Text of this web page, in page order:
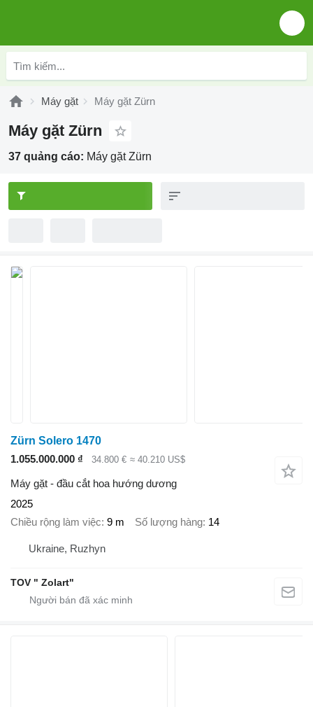
Máy gặt Máy gặt Zürn
Máy gặt Zürn
37 quảng cáo: Máy gặt Zürn
Zürn Solero 1470
1.055.000.000 ₫
34.800 € ≈ 40.210 US$
Máy gặt - đầu cắt hoa hướng dương
2025
Chiều rộng làm việc 9 m Số lượng hàng 14
Ukraine, Ruzhyn
TOV " Zolart"